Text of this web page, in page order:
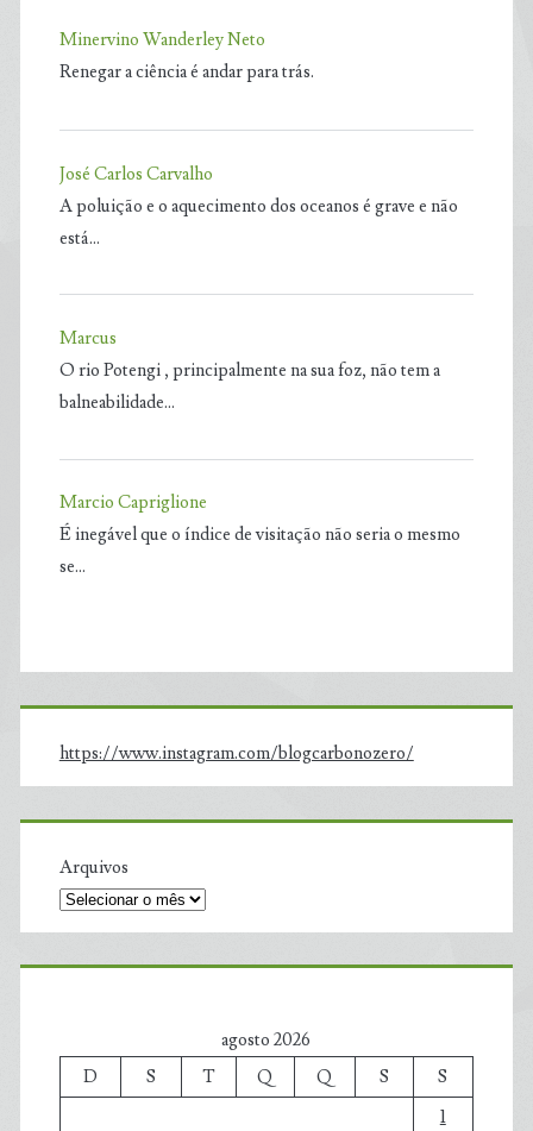
Minervino Wanderley Neto
Renegar a ciência é andar para trás.
José Carlos Carvalho
A poluição e o aquecimento dos oceanos é grave e não
está…
Marcus
O rio Potengi , principalmente na sua foz, não tem a
balneabilidade…
Marcio Capriglione
É inegável que o índice de visitação não seria o mesmo
se…
https://www.instagram.com/blogcarbonozero/
Arquivos
agosto 2026
D
S T Q Q S
S
1